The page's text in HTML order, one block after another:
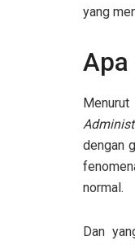
yang
dengan
normal.
Dan